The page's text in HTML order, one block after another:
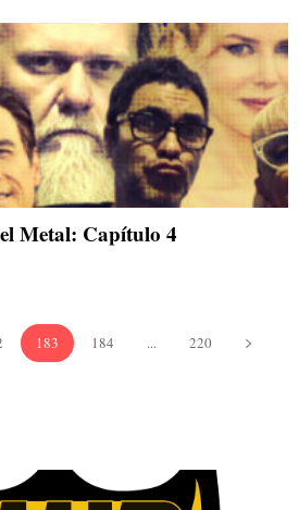
Metal: Capítulo 4
183 184 ... 220